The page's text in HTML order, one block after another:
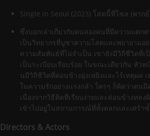
Single in Seoul (2023) โสดนี้ที่โซล (พาก
ซึ่งบอกเล่าเกี่ยวกับคนสองคนที่มีความแตก
เป็นวิทยากรที่บูชาความโสดและพยายามอย่
ความสัมพันธ์ที่ไม่จำเป็น เขายังมีวิถีชีวิตที่เ
เป็นระเบียบเรียบร้อย ในขณะเดียวกัน หัว
นมีวิถีชีวิตที่ค่อนข้างยุ่งเหยิงและไร้เหตุผล
ในความรักอย่างแรงกล้า ใครๆ ก็คิดว่าตนมี
เนื่องจากวิธีคิดที่เรียบง่ายและค่อนข้างหลง
เข้าไปอยู่ในสถานการณ์ที่ทั้งตลกและเศร้า
Directors & Actors